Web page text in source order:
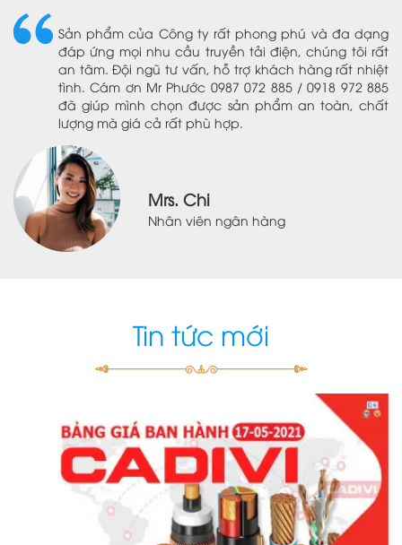
Sản phẩm của Công ty rất phong phú và đa dạng
đáp ứng mọi nhu cầu truyền tải điện, chúng tôi rất
an tâm. Đội ngũ tư vấn, hỗ trợ khách hàng rất nhiệt
tình. Cám ơn Mr Phước 0987 072 885 / 0918 972 885
đã giúp mình chọn được sản phẩm an toàn, chất
lượng mà giá cả rất phù hợp.
Mrs. Chi
Nhân viên ngân hàng
Tin tức mới